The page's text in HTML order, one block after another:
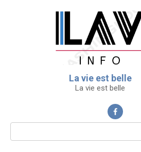
La vie est belle
La vie est belle
Поиск: